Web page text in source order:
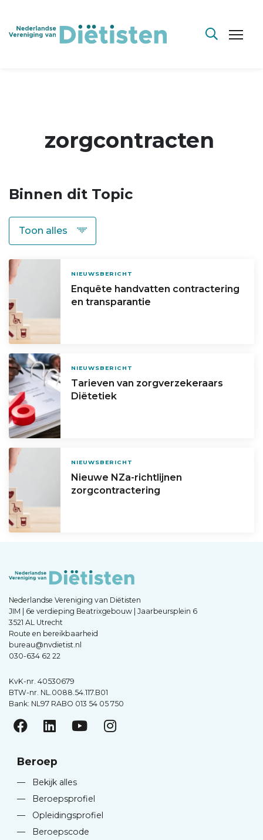
zorgcontracten
Binnen dit Topic
NIEUWSBERICHT
Enquête handvatten contractering
en transparantie
NIEUWSBERICHT
Tarieven van zorgverzekeraars
Diëtetiek
NIEUWSBERICHT
Nieuwe NZa-richtlijnen
zorgcontractering
Nederlandse Vereniging van Diëtisten
JIM | 6e verdieping Beatrixgebouw | Jaarbeursplein 6
3521 AL Utrecht
Route en bereikbaarheid
bureau@nvdietist.nl
030-634 62 22
KvK-nr. 40530679
BTW-nr. NL.0088.54.117.B01
Bank: NL97 RABO 013 54 05 750
Beroep
—
Bekijk alles
—
Beroepsprofiel
—
Opleidingsprofiel
—
Beroepscode